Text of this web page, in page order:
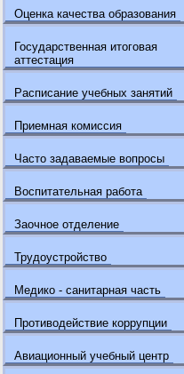
Оценка качества образования
Государственная итоговая
аттестация
Расписание учебных занятий
Приемная комиссия
Часто задаваемые вопросы
Воспитательная работа
Заочное отделение
Трудоустройство
Медико - санитарная часть
Противодействие коррупции
Авиационный учебный центр